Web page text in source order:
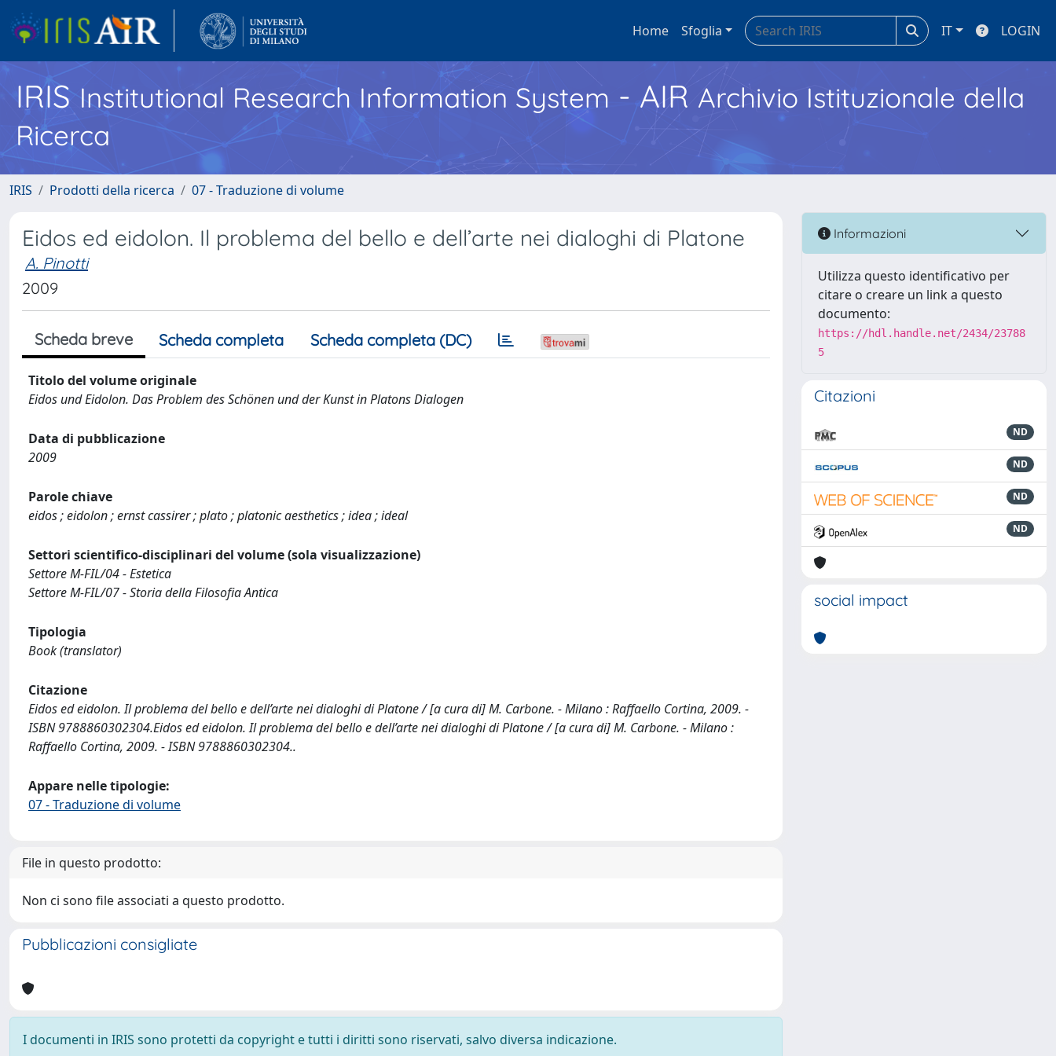
Home Sfoglia IT LOGIN
IRISInstitutional Research Information System - AIR Archivio Istituzionale della
Ricerca
IRIS Prodotti della ricerca 07 - Traduzione di volume
Eidos ed eidolon. Il problema del bello e dell’arte nei dialoghi di Platone
A. Pinotti
2009
Scheda breve Scheda completa Scheda completa (DC)
Titolo del volume originale
Eidos und Eidolon. Das Problem des Schönen und der Kunst in Platons Dialogen
Data di pubblicazione
2009
Parole chiave
eidos ; eidolon ; ernst cassirer ; plato ; platonic aesthetics ; idea ; ideal
Settori scientifico-disciplinari del volume (sola visualizzazione)
Settore M-FIL/04 - Estetica
Settore M-FIL/07 - Storia della Filosofia Antica
Tipologia
Book (translator)
Citazione
Eidos ed eidolon. Il problema del bello e dell’arte nei dialoghi di Platone / [a cura di] M. Carbone. - Milano : Raffaello Cortina, 2009. -
ISBN 9788860302304.Eidos ed eidolon. Il problema del bello e dell’arte nei dialoghi di Platone / [a cura di] M. Carbone. - Milano :
Raffaello Cortina, 2009. - ISBN 9788860302304..
Appare nelle tipologie:
07 - Traduzione di volume
File in questo prodotto:
Non ci sono file associati a questo prodotto.
Pubblicazioni consigliate
I documenti in IRIS sono protetti da copyright e tutti i diritti sono riservati, salvo diversa indicazione.
Informazioni
Utilizza questo identificativo per
citare o creare un link a questo
documento:
https://hdl.handle.net/2434/23788
5
Citazioni
ND
ND
ND
ND
social impact